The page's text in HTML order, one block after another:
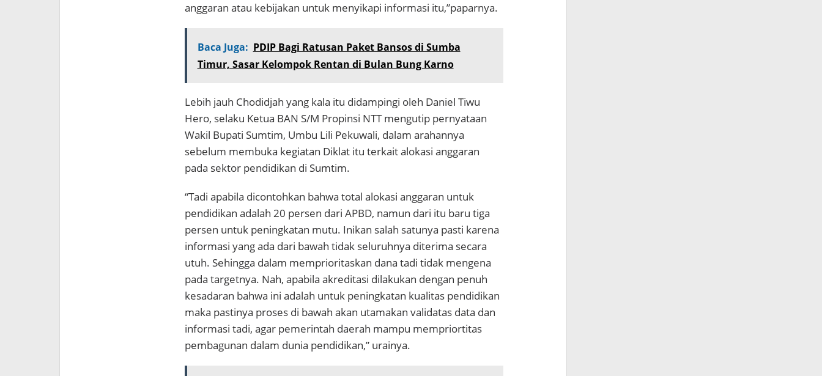
anggaran atau kebijakan untuk menyikapi informasi itu,”paparnya.
Baca Juga: PDIP Bagi Ratusan Paket Bansos di Sumba
Timur, Sasar Kelompok Rentan di Bulan Bung Karno
Lebih jauh Chodidjah yang kala itu didampingi oleh Daniel Tiwu
Hero, selaku Ketua BAN S/M Propinsi NTT mengutip pernyataan
Wakil Bupati Sumtim, Umbu Lili Pekuwali, dalam arahannya
sebelum membuka kegiatan Diklat itu terkait alokasi anggaran
pada sektor pendidikan di Sumtim.
“Tadi apabila dicontohkan bahwa total alokasi anggaran untuk
pendidikan adalah 20 persen dari APBD, namun dari itu baru tiga
persen untuk peningkatan mutu. Inikan salah satunya pasti karena
informasi yang ada dari bawah tidak seluruhnya diterima secara
utuh. Sehingga dalam memprioritaskan dana tadi tidak mengena
pada targetnya. Nah, apabila akreditasi dilakukan dengan penuh
kesadaran bahwa ini adalah untuk peningkatan kualitas pendidikan
maka pastinya proses di bawah akan utamakan validatas data dan
informasi tadi, agar pemerintah daerah mampu mempriortitas
pembagunan dalam dunia pendidikan,” urainya.